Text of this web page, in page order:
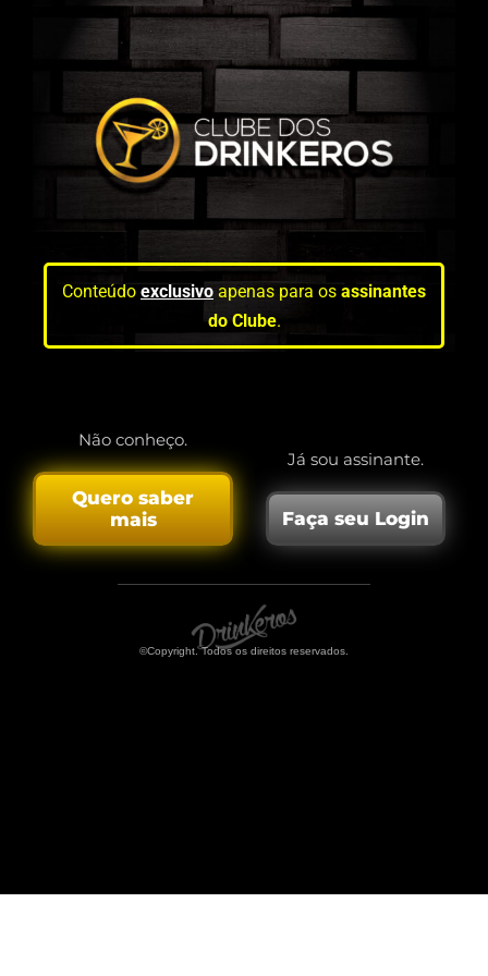
Conteúdo exclusivo apenas para os assinantes
do Clube.
Não conheço.
Quero saber
mais
Já sou assinante.
Faça seu Login
©Copyright. Todos os direitos reservados.